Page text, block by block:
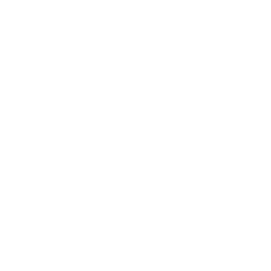
satılacaktır.
itibari ile açılacaktır.
alacak öğrencinin gişede
kapasitesi dolması durumunda